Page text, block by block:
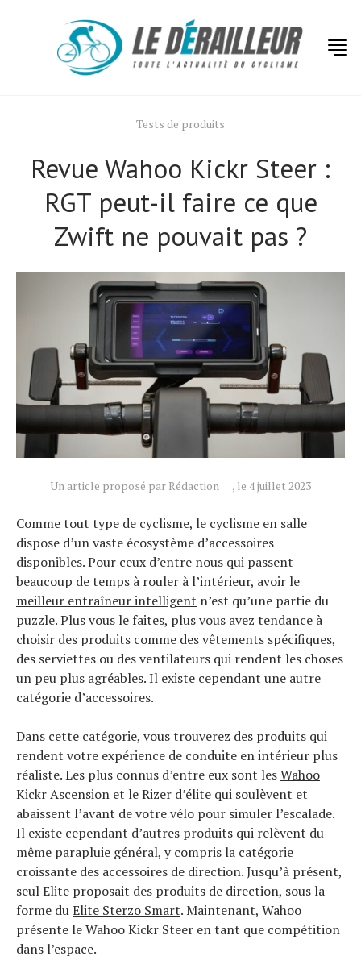
Tests de produits
Revue Wahoo Kickr Steer :
RGT peut-il faire ce que
Zwift ne pouvait pas ?
Un article proposé par Rédaction , le 4 juillet 2023
Comme tout type de cyclisme, le cyclisme en salle
dispose d’un vaste écosystème d’accessoires
disponibles. Pour ceux d’entre nous qui passent
beaucoup de temps à rouler à l’intérieur, avoir le
meilleur entraîneur intelligent n’est qu’une partie du
puzzle. Plus vous le faites, plus vous avez tendance à
choisir des produits comme des vêtements spécifiques,
des serviettes ou des ventilateurs qui rendent les choses
un peu plus agréables. Il existe cependant une autre
catégorie d’accessoires.
Dans cette catégorie, vous trouverez des produits qui
rendent votre expérience de conduite en intérieur plus
réaliste. Les plus connus d’entre eux sont lesWahoo
Kickr Ascension et leRizer d’élite qui soulèvent et
abaissent l’avant de votre vélo pour simuler l’escalade.
Il existe cependant d’autres produits qui relèvent du
même parapluie général, y compris la catégorie
croissante des accessoires de direction. Jusqu’à présent,
seul Elite proposait des produits de direction, sous la
forme duElite Sterzo Smart. Maintenant, Wahoo
présente le Wahoo Kickr Steer en tant que compétition
dans l’espace.